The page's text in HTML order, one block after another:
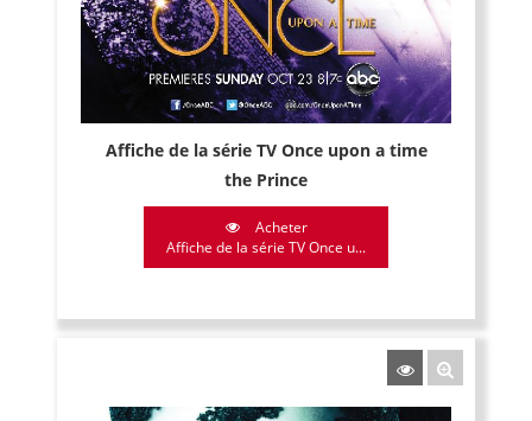
Affiche de la série TV Once upon a time
the Prince
Acheter
Affiche de la série TV Once u...